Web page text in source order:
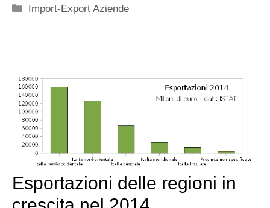
Categorie
Import-Export Aziende
Esportazioni delle regioni in